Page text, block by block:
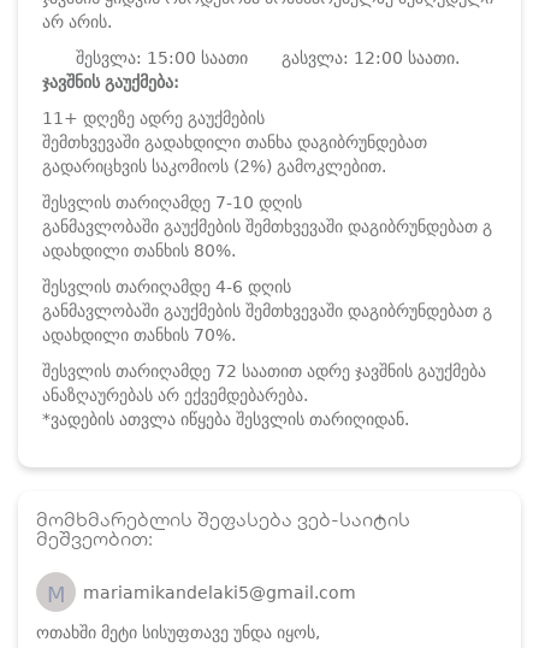
არ არის.
შესვლა: 15:00 საათი გასვლა: 12:00 საათი.
ჯავშნის გაუქმება:
11+ დღეზე ადრე გაუქმების
შემთხვევაში გადახდილი თანხა დაგიბრუნდებათ
გადარიცხვის საკომიოს (2%) გამოკლებით.
შესვლის თარიღამდე 7-10 დღის
განმავლობაში გაუქმების შემთხვევაში დაგიბრუნდებათ გ
ადახდილი თანხის 80%.
შესვლის თარიღამდე 4-6 დღის
განმავლობაში გაუქმების შემთხვევაში დაგიბრუნდებათ გ
ადახდილი თანხის 70%.
შესვლის თარიღამდე 72 საათით ადრე ჯავშნის გაუქმება
ანაზღაურებას არ ექვემდებარება.
*ვადების ათვლა იწყება შესვლის თარიღიდან.
მომხმარებლის შეფასება ვებ-საიტის
მეშვეობით:
M mariamikandelaki5@gmail.com
ოთახში მეტი სისუფთავე უნდა იყოს,